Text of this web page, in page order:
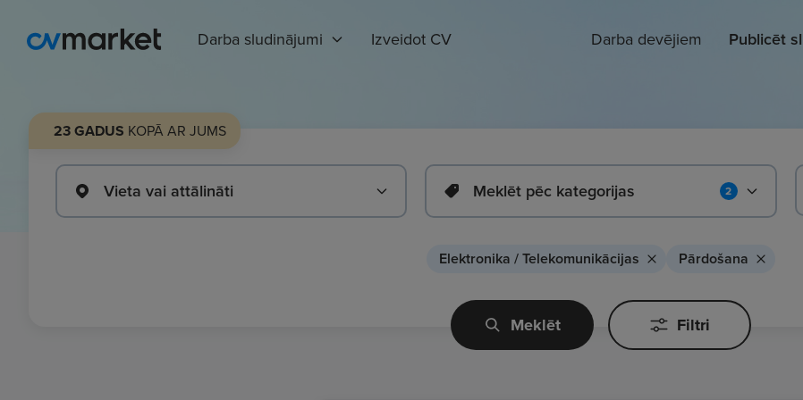
Darba sludinājumi Izveidot CV Darba devējiem Publicēt
23 GADUS KOPĀ AR JUMS
Vieta vai attālināti Meklēt pēc kategorijas 2
Elektronika / Telekomunikācijas Pārdošana
Meklēt Filtri